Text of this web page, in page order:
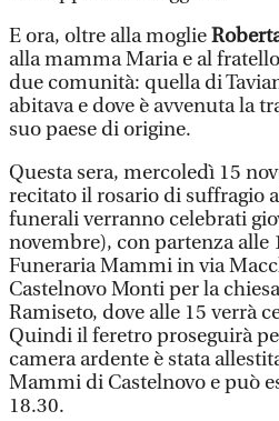
E ora, oltre alla moglie
alla mamma Maria e al
due comunità: quella di
abitava e dove è avvenuta la
suo paese di origine.
Questa sera, mercoledì 15
recitato il rosario di suffragio
funerali verranno celebrati
novembre), con partenza alle
Funeraria Mammi in via
Castelnovo Monti per la
Ramiseto, dove alle 15 verrà
Quindi il feretro proseguirà
camera ardente è stata
Mammi di Castelnovo e può
18.30.